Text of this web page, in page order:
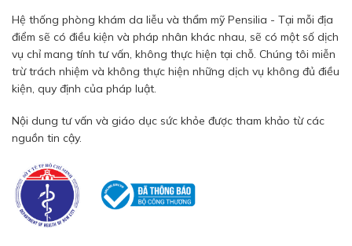
Hệ thống phòng khám da liễu và thẩm mỹ Pensilia - Tại mỗi địa
điểm sẽ có điều kiện và pháp nhân khác nhau, sẽ có một số dịch
vụ chỉ mang tính tư vấn, không thực hiện tại chỗ. Chúng tôi miễn
trừ trách nhiệm và không thực hiện những dịch vụ không đủ điều
kiện, quy định của pháp luật.
Nội dung tư vấn và giáo dục sức khỏe được tham khảo từ các
nguồn tin cậy.